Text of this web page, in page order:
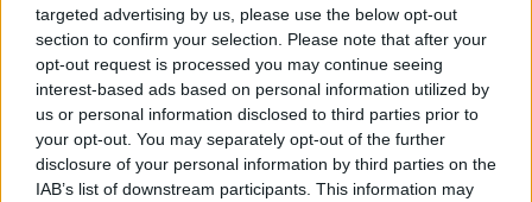
targeted advertising by us, please use the below opt-out
section to confirm your selection. Please note that after your
opt-out request is processed you may continue seeing
interest-based ads based on personal information utilized by
us or personal information disclosed to third parties prior to
your opt-out. You may separately opt-out of the further
disclosure of your personal information by third parties on the
IAB’s list of downstream participants. This information may